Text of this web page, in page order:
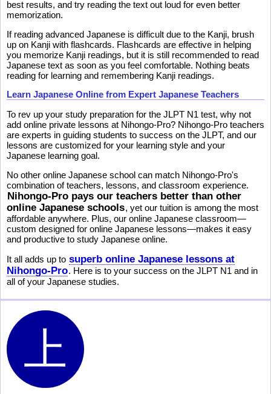
best results, and try reading the text out loud for even better
memorization.
If reading advanced Japanese is difficult due to the Kanji, brush
up on Kanji with flashcards. Flashcards are effective in helping
you memorize Kanji readings, but it is still recommended to read
Japanese text as soon as you feel comfortable. Nothing beats
reading for learning and remembering Kanji readings.
Learn Japanese Online from Expert Japanese Teachers
To rev up your study preparation for the JLPT N1 test, why not
add online private lessons at Nihongo-Pro? Nihongo-Pro teachers
are experts in guiding students to success on the JLPT, and our
lessons are customized for your learning style and your
Japanese learning goal.
No other online Japanese school can match Nihongo-Pro's
combination of teachers, lessons, and classroom experience.
Nihongo-Pro pays our teachers better than other
online Japanese schools, yet our tuition is among the most
affordable anywhere. Plus, our online Japanese classroom—
custom designed for online Japanese lessons—makes it easy
and productive to study Japanese online.
It all adds up to superb online Japanese lessons at
Nihongo-Pro. Here is to your success on the JLPT N1 and in
all of your Japanese studies.